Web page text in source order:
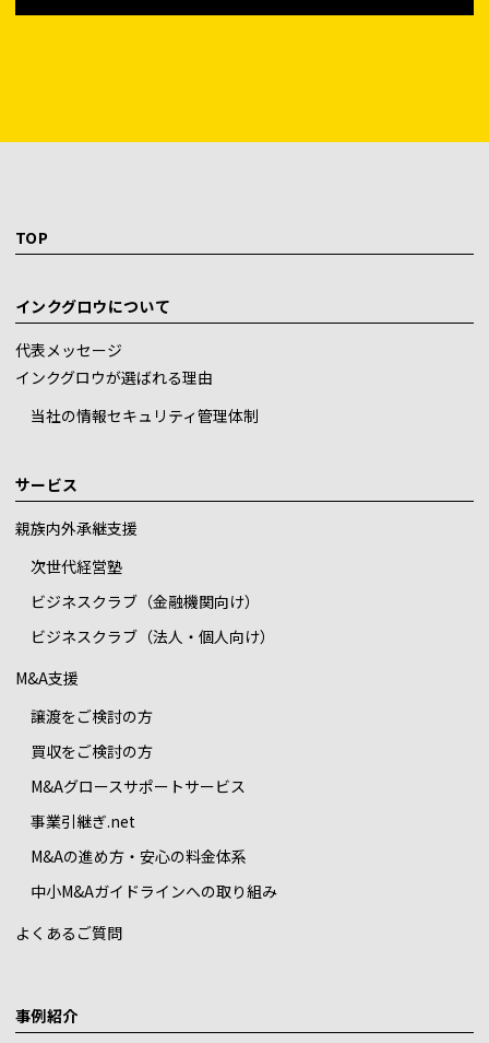
TOP
インクグロウについて
代表メッセージ
インクグロウが選ばれる理由
当社の情報セキュリティ管理体制
サービス
親族内外承継支援
次世代経営塾
ビジネスクラブ（金融機関向け）
ビジネスクラブ（法人・個人向け）
M&A支援
譲渡をご検討の方
買収をご検討の方
M&Aグロースサポートサービス
事業引継ぎ.net
M&Aの進め方・安心の料金体系
中小M&Aガイドラインへの取り組み
よくあるご質問
事例紹介